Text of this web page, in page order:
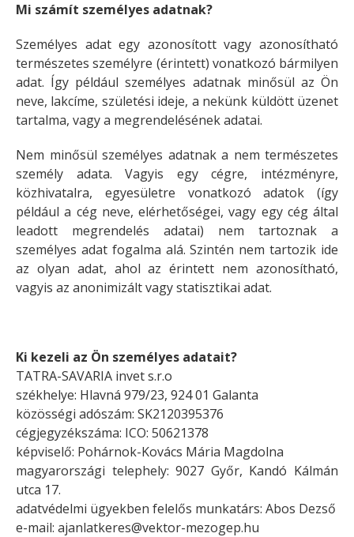
Mi számít személyes adatnak?
Személyes adat egy azonosított vagy azonosítható
természetes személyre (érintett) vonatkozó bármilyen
adat. Így például személyes adatnak minősül az Ön
neve, lakcíme, születési ideje, a nekünk küldött üzenet
tartalma, vagy a megrendelésének adatai.
Nem minősül személyes adatnak a nem természetes
személy adata. Vagyis egy cégre, intézményre,
közhivatalra, egyesületre vonatkozó adatok (így
például a cég neve, elérhetőségei, vagy egy cég által
leadott megrendelés adatai) nem tartoznak a
személyes adat fogalma alá. Szintén nem tartozik ide
az olyan adat, ahol az érintett nem azonosítható,
vagyis az anonimizált vagy statisztikai adat.
Ki kezeli az Ön személyes adatait?
TATRA-SAVARIA invet s.r.o
székhelye: Hlavná 979/23, 924 01 Galanta
közösségi adószám: SK2120395376
cégjegyzékszáma: ICO: 50621378
képviselő: Pohárnok-Kovács Mária Magdolna
magyarországi telephely:9027 Győr, Kandó Kálmán
utca 17.
adatvédelmi ügyekben felelős munkatárs: Abos Dezső
e-mail: ajanlatkeres@vektor-mezogep.hu